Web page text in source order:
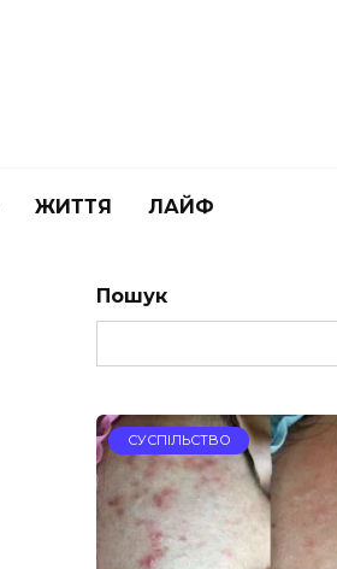
ЖИТТЯ ЛАЙФ
Пошук
СУСПІЛЬСТВО